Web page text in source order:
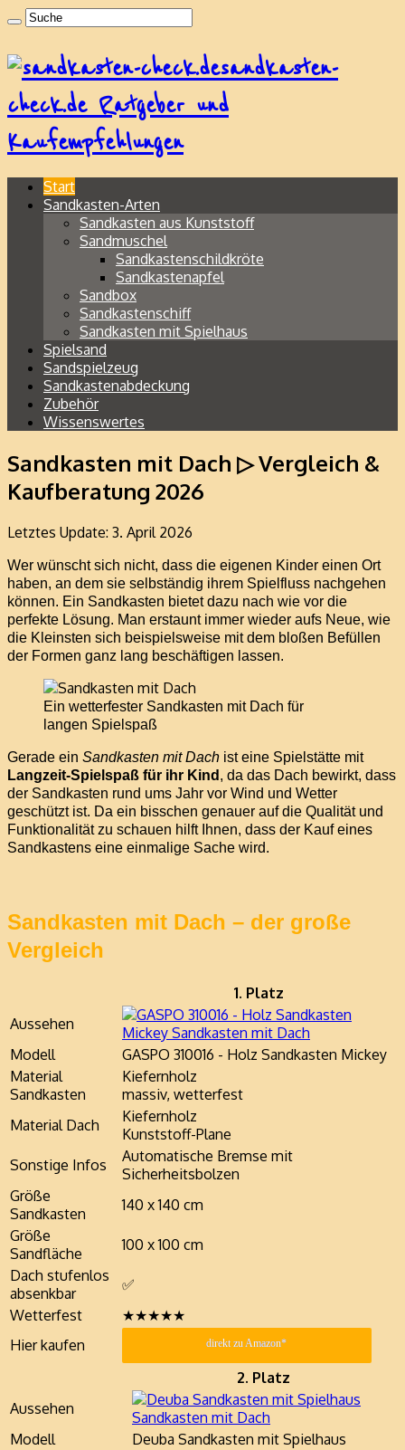
sandkasten-
check.de Ratgeber und
Kaufempfehlungen
Start
Sandkasten-Arten
Sandkasten aus Kunststoff
Sandmuschel
Sandkastenschildkröte
Sandkastenapfel
Sandbox
Sandkastenschiff
Sandkasten mit Spielhaus
Spielsand
Sandspielzeug
Sandkastenabdeckung
Zubehör
Wissenswertes
Sandkasten mit Dach ▷ Vergleich &
Kaufberatung 2026
Letztes Update: 3. April 2026
Wer wünscht sich nicht, dass die eigenen Kinder einen Ort
haben, an dem sie selbständig ihrem Spielfluss nachgehen
können. Ein Sandkasten bietet dazu nach wie vor die
perfekte Lösung. Man erstaunt immer wieder aufs Neue, wie
die Kleinsten sich beispielsweise mit dem bloßen Befüllen
der Formen ganz lang beschäftigen lassen.
Ein wetterfester Sandkasten mit Dach für
langen Spielspaß
Gerade ein Sandkasten mit Dach ist eine Spielstätte mit
Langzeit-Spielspaß für ihr Kind , da das Dach bewirkt, dass
der Sandkasten rund ums Jahr vor Wind und Wetter
geschützt ist. Da ein bisschen genauer auf die Qualität und
Funktionalität zu schauen hilft Ihnen, dass der Kauf eines
Sandkastens eine einmalige Sache wird.
Sandkasten mit Dach – der große
Vergleich
1. Platz
Aussehen
Modell
GASPO 310016 - Holz Sandkasten Mickey
Material
Sandkasten
Kiefernholz
massiv, wetterfest
Material Dach
Kiefernholz
Kunststoff-Plane
Sonstige Infos
Automatische Bremse mit
Sicherheitsbolzen
Größe
Sandkasten
140 x 140 cm
Größe
Sandfläche
100 x 100 cm
Dach stufenlos
absenkbar
✅
Wetterfest
★★★★★
Hier kaufen
direkt zu Amazon*
2. Platz
Aussehen
Modell
Deuba Sandkasten mit Spielhaus